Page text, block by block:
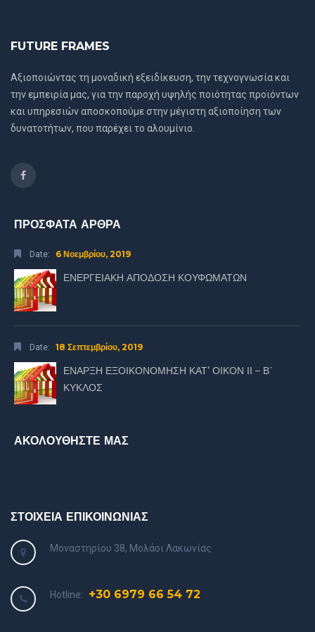
FUTURE FRAMES
Αξιοποιώντας τη μοναδική εξειδίκευση, την τεχνογνωσία και
την εμπειρία μας, για την παροχή υψηλής ποιότητας προϊόντων
και υπηρεσιών αποσκοπούμε στην μέγιστη αξιοποίηση των
δυνατοτήτων, που παρέχει το αλουμίνιο.
ΠΡΟΣΦΑΤΑ ΑΡΘΡΑ
Date: 6 Νοεμβρίου, 2019
ΕΝΕΡΓΕΙΑΚΗ ΑΠΟΔΟΣΗ ΚΟΥΦΩΜΑΤΩΝ
Date: 18 Σεπτεμβρίου, 2019
ΕΝΑΡΞΗ ΕΞΟΙΚΟΝΟΜΗΣΗ ΚΑΤ’ ΟΙΚΟΝ ΙΙ – Β΄
ΚΥΚΛΟΣ
ΑΚΟΛΟΥΘΗΣΤΕ ΜΑΣ
ΣΤΟΙΧΕΙΑ ΕΠΙΚΟΙΝΩΝΙΑΣ
Μοναστηρίου 38, Μολάοι Λακωνίας
Hotline: +30 6979 66 54 72